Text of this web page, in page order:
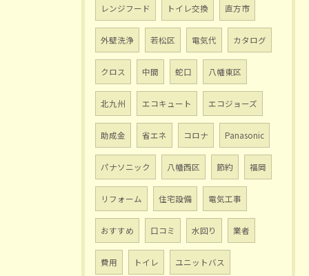
レンジフード トイレ交換 直方市
外壁洗浄 若松区 電気代 カタログ
クロス 中間 蛇口 八幡東区
北九州 エコキュート エコジョーズ
助成金 省エネ コロナ Panasonic
パナソニック 八幡西区 節約 福岡
リフォーム 住宅設備 電気工事
おすすめ 口コミ 水回り 業者
費用 トイレ ユニットバス